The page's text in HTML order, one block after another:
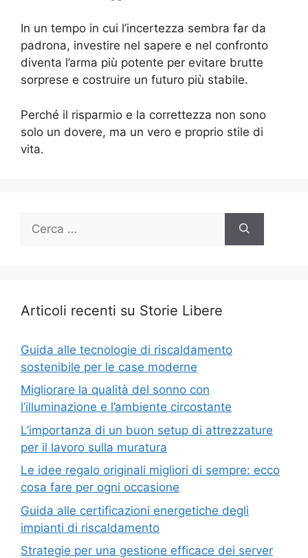
In un tempo in cui l’incertezza sembra far da
padrona, investire nel sapere e nel confronto
diventa l’arma più potente per evitare brutte
sorprese e costruire un futuro più stabile.
Perché il risparmio e la correttezza non sono
solo un dovere, ma un vero e proprio stile di
vita.
per:
Articoli recenti su Storie Libere
Guida alle tecnologie di riscaldamento
sostenibile per le case moderne
Migliorare la qualità del sonno con
l’illuminazione e l’ambiente circostante
L’importanza di un buon setup di attrezzature
per il lavoro sulla muratura
Le idee regalo originali migliori di sempre: ecco
cosa fare per ogni occasione
Guida alle certificazioni energetiche degli
impianti di riscaldamento
Strategie per una gestione efficace dei server